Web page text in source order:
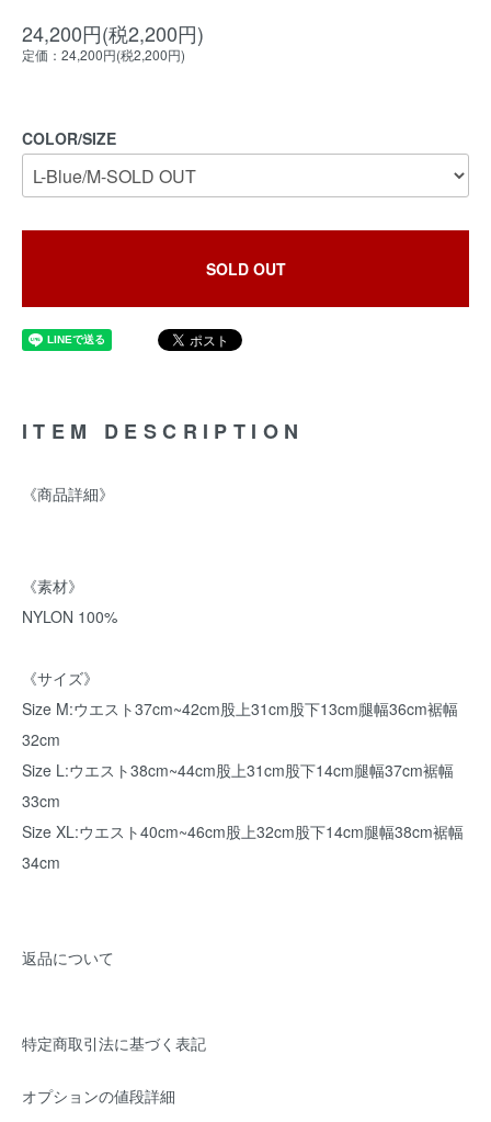
24,200円(税2,200円)
定価：24,200円(税2,200円)
COLOR/SIZE
SOLD OUT
ITEM DESCRIPTION
《商品詳細》
《素材》
NYLON 100%
《サイズ》
Size M:ウエスト37cm~42cm股上31cm股下13cm腿幅36cm裾幅
32cm
Size L:ウエスト38cm~44cm股上31cm股下14cm腿幅37cm裾幅
33cm
Size XL:ウエスト40cm~46cm股上32cm股下14cm腿幅38cm裾幅
34cm
返品について
特定商取引法に基づく表記
オプションの値段詳細